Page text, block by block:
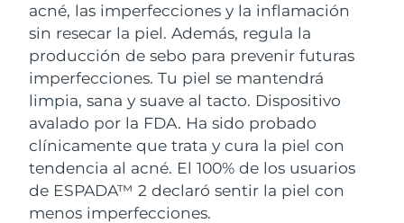
acné, las imperfecciones y la inflamación
sin resecar la piel. Además, regula la
producción de sebo para prevenir futuras
imperfecciones. Tu piel se mantendrá
limpia, sana y suave al tacto. Dispositivo
avalado por la FDA. Ha sido probado
clínicamente que trata y cura la piel con
tendencia al acné. El 100% de los usuarios
de ESPADA™ 2 declaró sentir la piel con
menos imperfecciones.
LUNA™ 4 Plus
Massage, LED heating
LUNA™ 4 Men
For men, anti-aging massage
BEAR™ 2 go
Microcurrent toning on-the-go
BEAR™ 2 eyes & lips
Microcurrent line smoothing device
Hidratación
UFO™ 3 pack
Deep facial hydration
UFO™ 3 LED
Near-infrared and red light therapy
device
Cuidado bucal
issa™ 4
Hybrid silicone sonic toothbrush
issa™ 4 plus
Smart hybrid silicone sonic toothbrush
TRATAMIENTO ANTIEDAD FAQ™
Antiedad Tratamientos LED
NEW
Bosnia y Herzegovina Entrega prevista8/12/26
Brunéi Entrega prevista8/14/26
Bulgaria Entrega prevista8/9/26
Canadá Entrega prevista8/13/26
Chile Entrega prevista8/13/26